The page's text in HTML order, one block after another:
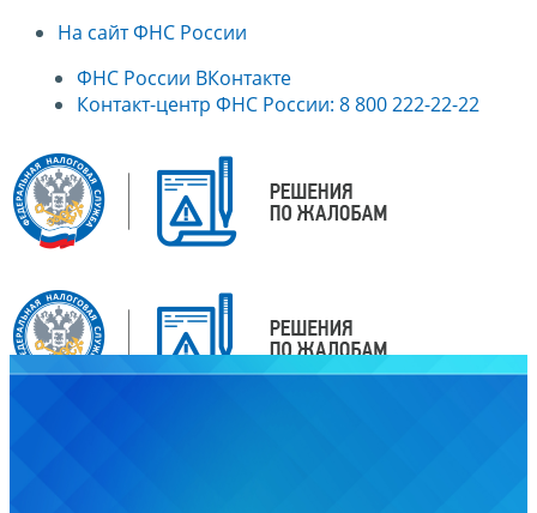
На сайт ФНС России
ФНС России ВКонтакте
Контакт-центр ФНС России: 8 800 222-22-22